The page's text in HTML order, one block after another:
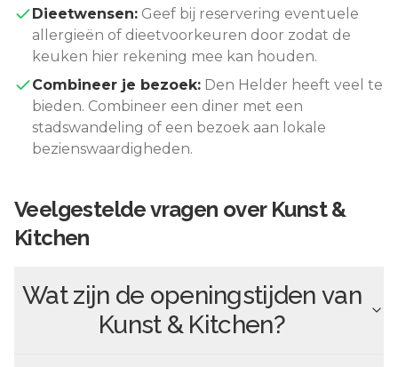
Dieetwensen: Geef bij reservering eventuele
allergieën of dieetvoorkeuren door zodat de
keuken hier rekening mee kan houden.
Combineer je bezoek: Den Helder heeft veel te
bieden. Combineer een diner met een
stadswandeling of een bezoek aan lokale
bezienswaardigheden.
Veelgestelde vragen over Kunst &
Kitchen
Wat zijn de openingstijden van
Kunst & Kitchen?